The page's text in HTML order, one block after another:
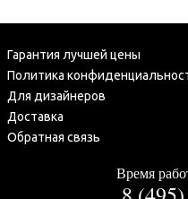
Гарантия лучшей цены
Политика
Для дизайнеров
Доставка
Обратная связь
Время